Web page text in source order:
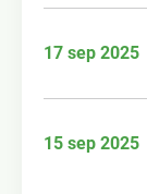
17 sep 2025
15 sep 2025